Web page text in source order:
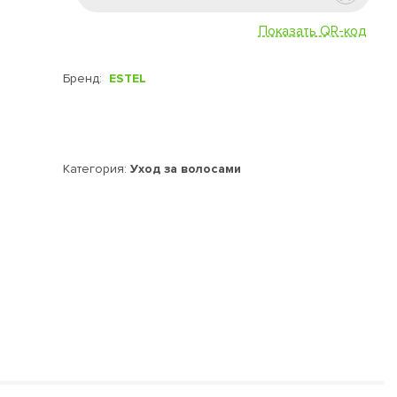
DE LUXE (Делюкс)
Показать QR-код
Бренд: ESTEL
Категория: Уход за волосами